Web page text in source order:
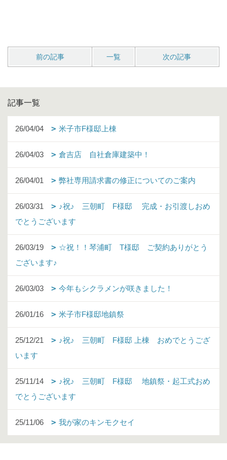
前の記事 一覧 次の記事
記事一覧
26/04/04 米子市F様邸上棟
26/04/03 倉吉店 自社倉庫建築中！
26/04/01 弊社専用請求書の修正についてのご案内
26/03/31
♪祝♪ 三朝町 F様邸 完成・お引渡しおめ
でとうございます
26/03/19
☆祝！！琴浦町 T様邸 ご契約ありがとう
ございます♪
26/03/03 今年もシクラメンが咲きました！
26/01/16 米子市F様邸地鎮祭
25/12/21
♪祝♪ 三朝町 F様邸 上棟 おめでとうござ
います
25/11/14
♪祝♪ 三朝町 F様邸 地鎮祭・起工式おめ
でとうございます
25/11/06 我が家のキンモクセイ